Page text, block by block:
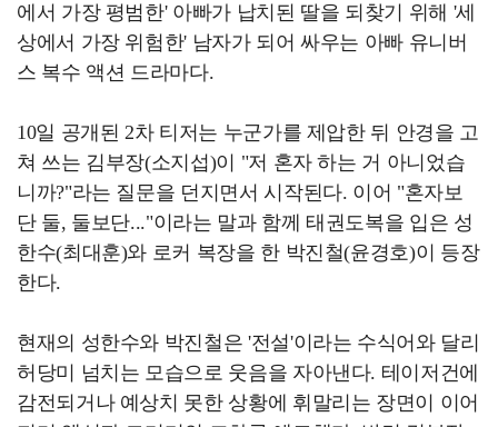
에서 가장 평범한' 아빠가 납치된 딸을 되찾기 위해 '세
상에서 가장 위험한' 남자가 되어 싸우는 아빠 유니버
스 복수 액션 드라마다.
10일 공개된 2차 티저는 누군가를 제압한 뒤 안경을 고
쳐 쓰는 김부장(소지섭)이 "저 혼자 하는 거 아니었습
니까?"라는 질문을 던지면서 시작된다. 이어 "혼자보
단 둘, 둘보단..."이라는 말과 함께 태권도복을 입은 성
한수(최대훈)와 로커 복장을 한 박진철(윤경호)이 등장
한다.
현재의 성한수와 박진철은 '전설'이라는 수식어와 달리
허당미 넘치는 모습으로 웃음을 자아낸다. 테이저건에
감전되거나 예상치 못한 상황에 휘말리는 장면이 이어